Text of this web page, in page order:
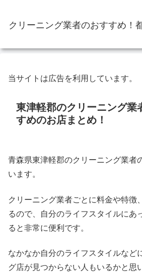
クリーニング業者のおすすめ！
当サイトは広告を利用しています。
東津軽郡のクリーニング業
すめのお店まとめ！
青森県東津軽郡のクリーニング業者
います。
クリーニング業者ごとに料金や特徴
るので、自分のライフスタイルにあ
ると非常に便利です。
なかなか自分のライフスタイルなど
グ店が見つからない人もいるかと思